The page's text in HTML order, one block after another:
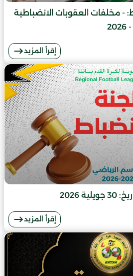
- مخلفات العقوبات الانضباطية
إقرأ المزيد
إقرأ المزيد